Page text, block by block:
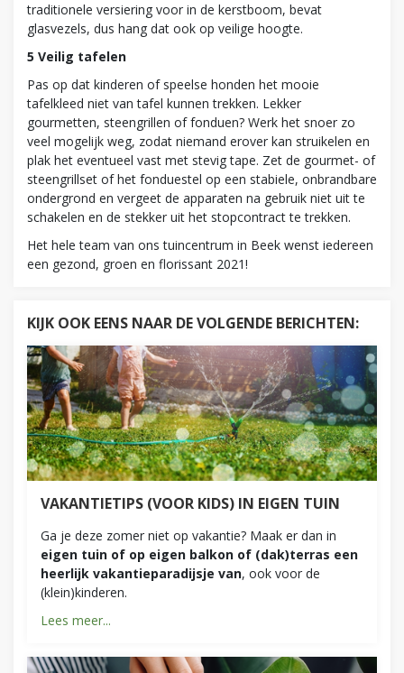
traditionele versiering voor in de kerstboom, bevat
glasvezels, dus hang dat ook op veilige hoogte.
5 Veilig tafelen
Pas op dat kinderen of speelse honden het mooie
tafelkleed niet van tafel kunnen trekken. Lekker
gourmetten, steengrillen of fonduen? Werk het snoer zo
veel mogelijk weg, zodat niemand erover kan struikelen en
plak het eventueel vast met stevig tape. Zet de gourmet- of
steengrillset of het fonduestel op een stabiele, onbrandbare
ondergrond en vergeet de apparaten na gebruik niet uit te
schakelen en de stekker uit het stopcontract te trekken.
Het hele team van ons tuincentrum in Beek wenst iedereen
een gezond, groen en florissant 2021!
KIJK OOK EENS NAAR DE VOLGENDE BERICHTEN:
VAKANTIETIPS (VOOR KIDS) IN EIGEN TUIN
Ga je deze zomer niet op vakantie? Maak er dan in
eigen tuin of op eigen balkon of (dak)terras een
heerlijk vakantieparadijsje van, ook voor de
(klein)kinderen.
Lees meer...